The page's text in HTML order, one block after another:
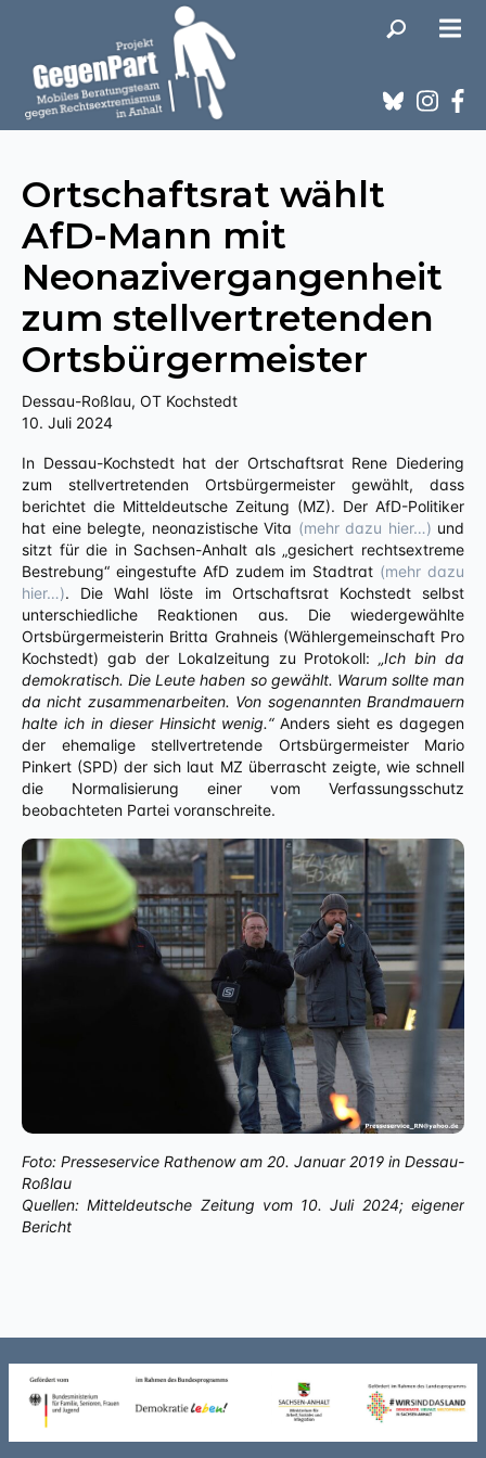
Ortschaftsrat wählt
AfD-Mann mit
Neonazivergangenheit
zum stellvertretenden
Ortsbürgermeister
Dessau-Roßlau, OT Kochstedt
10. Juli 2024
In Dessau-Kochstedt hat der Ortschaftsrat Rene Diedering
zum stellvertretenden Ortsbürgermeister gewählt, dass
berichtet die Mitteldeutsche Zeitung (MZ). Der AfD-Politiker
hat eine belegte, neonazistische Vita (mehr dazu hier…) und
sitzt für die in Sachsen-Anhalt als „gesichert rechtsextreme
Bestrebung“ eingestufte AfD zudem im Stadtrat (mehr dazu
hier…). Die Wahl löste im Ortschaftsrat Kochstedt selbst
unterschiedliche Reaktionen aus. Die wiedergewählte
Ortsbürgermeisterin Britta Grahneis (Wählergemeinschaft Pro
Kochstedt) gab der Lokalzeitung zu Protokoll:„Ich bin da
demokratisch. Die Leute haben so gewählt. Warum sollte man
da nicht zusammenarbeiten. Von sogenannten Brandmauern
halte ich in dieser Hinsicht wenig.“Anders sieht es dagegen
der ehemalige stellvertretende Ortsbürgermeister Mario
Pinkert (SPD) der sich laut MZ überrascht zeigte, wie schnell
die Normalisierung einer vom Verfassungsschutz
beobachteten Partei voranschreite.
Foto: Presseservice Rathenow am 20. Januar 2019 in Dessau-
Roßlau
Quellen: Mitteldeutsche Zeitung vom 10. Juli 2024; eigener
Bericht